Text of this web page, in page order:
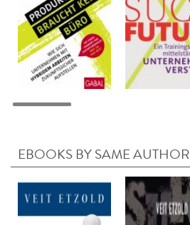
EBOOKS BY SAME AUTHOR